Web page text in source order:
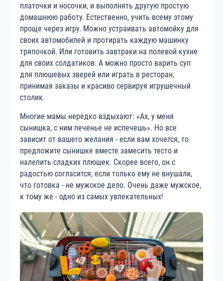
платочки и носочки, и выполнять другую простую
домашнюю работу. Естественно, учить всему этому
проще через игру. Можно устраивать автомойку для
своих автомобилей и протирать каждую машинку
тряпочкой. Или готовить завтраки на полевой кухне
для своих солдатиков. А можно просто варить суп
для плюшевых зверей или играть в ресторан,
принимая заказы и красиво сервируя игрушечный
столик.
Многие мамы нередко вздыхают: «Ах, у меня
сынишка, с ним печенье не испечешь». Но все
зависит от вашего желания - если вам хочется, то
предложите сынишке вместе замесить тесто и
налепить сладких плюшек. Скорее всего, он с
радостью согласится, если только ему не внушали,
что готовка - не мужское дело. Очень даже мужское,
к тому же - одно из самых увлекательных!